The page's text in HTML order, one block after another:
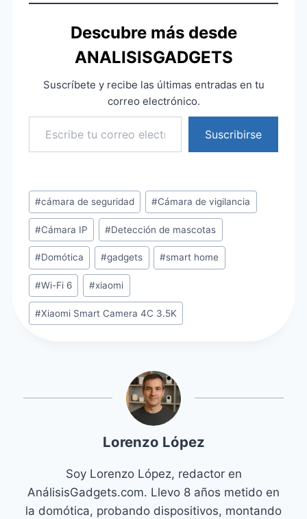
Descubre más desde
ANALISISGADGETS
Suscríbete y recibe las últimas entradas en tu
correo electrónico.
Escribe tu correo electrónico…
Suscribirse
Etiquetas
de
la
entrada:
#cámara de seguridad #Cámara de vigilancia
#Cámara IP #Detección de mascotas
#Domótica #gadgets #smart home
#Wi-Fi 6 #xiaomi
#Xiaomi Smart Camera 4C 3.5K
Lorenzo López
Soy Lorenzo López, redactor en
AnálisisGadgets.com. Llevo 8 años metido en
la domótica, probando dispositivos, montando